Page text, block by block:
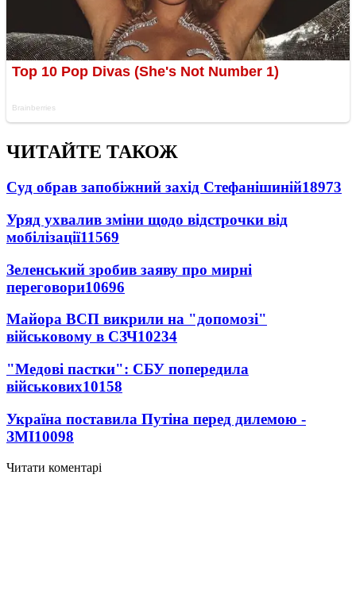
ЧИТАЙТЕ ТАКОЖ
Суд обрав запобіжний захід Стефанішиній18973
Уряд ухвалив зміни щодо відстрочки від
мобілізації11569
Зеленський зробив заяву про мирні
переговори10696
Майора ВСП викрили на "допомозі"
військовому в СЗЧ10234
"Медові пастки": СБУ попередила
військових10158
Україна поставила Путіна перед дилемою -
ЗМІ10098
Читати коментарі